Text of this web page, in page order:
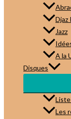
Djaz
Jazz
A la
Disques
Les